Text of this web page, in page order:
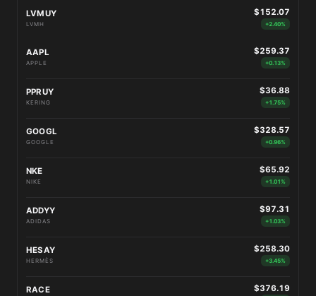
LVMUY
LVMH
$152.07
+2.40%
AAPL
APPLE
$259.37
+0.13%
PPRUY
KERING
$36.88
+1.75%
GOOGL
GOOGLE
$328.57
+0.96%
NKE
NIKE
$65.92
+1.01%
ADDYY
ADIDAS
$97.31
+1.03%
HESAY
HERMÈS
$258.30
+3.45%
RACE $376.19